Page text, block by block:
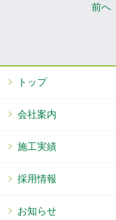
前へ
トップ
会社案内
施工実績
採用情報
お知らせ